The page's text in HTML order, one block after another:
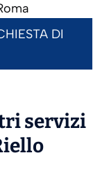
DI
servizi